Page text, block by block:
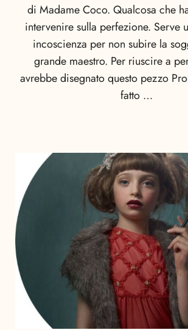
di Madame Coco. Qualcosa che
intervenire sulla perfezione. Serve
incoscienza per non subire la
grande maestro. Per riuscire a
avrebbe disegnato questo pezzo
fatto …